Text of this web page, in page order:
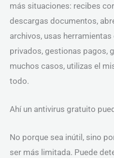
más situaciones: recibes
descargas documentos,
archivos, usas
privados, gestionas pagos,
muchos casos, utilizas el
todo.
Ahí un antivirus gratuito
No porque sea inútil, sino
ser más limitada. Puede